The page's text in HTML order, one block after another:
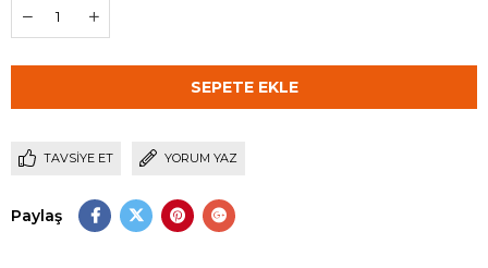
TAVSIYE ET YORUM YAZ
Paylaş